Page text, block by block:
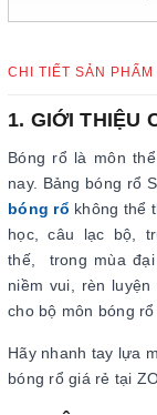
CHI TIẾT SẢN PHẨM
1. GIỚI THIỆU
Bóng rổ là môn
nay. Bảng bóng rổ
bóng rổ không thể
học, câu lạc bộ,
thế, trong mùa đại
niềm vui, rèn
cho bộ môn bóng
Hãy nhanh tay lựa
bóng rổ giá rẻ tại